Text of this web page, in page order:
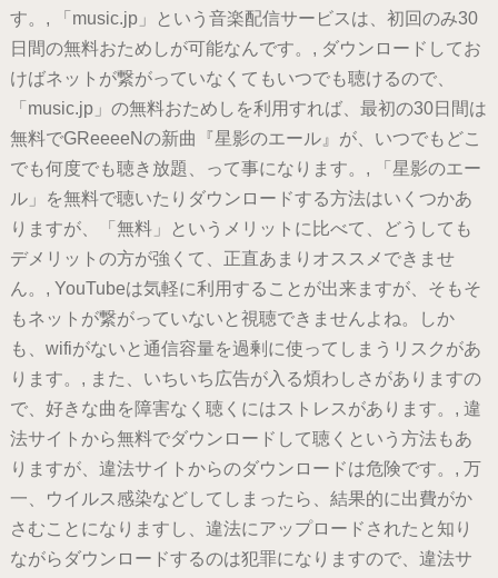
す。, 「music.jp」という音楽配信サービスは、初回のみ30
日間の無料おためしが可能なんです。, ダウンロードしてお
けばネットが繋がっていなくてもいつでも聴けるので、
「music.jp」の無料おためしを利用すれば、最初の30日間は
無料でGReeeeNの新曲『星影のエール』が、いつでもどこ
でも何度でも聴き放題、って事になります。, 「星影のエー
ル」を無料で聴いたりダウンロードする方法はいくつかあ
りますが、「無料」というメリットに比べて、どうしても
デメリットの方が強くて、正直あまりオススメできませ
ん。, YouTubeは気軽に利用することが出来ますが、そもそ
もネットが繋がっていないと視聴できませんよね。しか
も、wifiがないと通信容量を過剰に使ってしまうリスクがあ
ります。, また、いちいち広告が入る煩わしさがありますの
で、好きな曲を障害なく聴くにはストレスがあります。, 違
法サイトから無料でダウンロードして聴くという方法もあ
りますが、違法サイトからのダウンロードは危険です。, 万
一、ウイルス感染などしてしまったら、結果的に出費がか
さむことになりますし、違法にアップロードされたと知り
ながらダウンロードするのは犯罪になりますので、違法サ